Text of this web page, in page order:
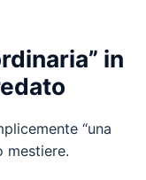
in
“una
mestiere.